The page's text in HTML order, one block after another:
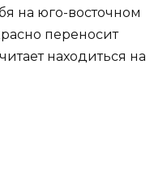
на юго-восточном
переносит
находиться на